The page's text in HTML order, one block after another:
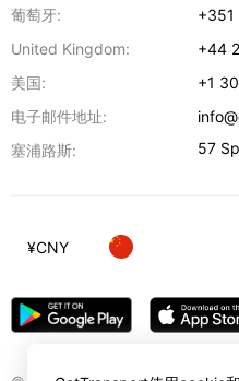
葡萄牙:
+351
United Kingdom:
+44
美国:
+1
电子邮件地址:
塞浦路斯:
57
¥CNY